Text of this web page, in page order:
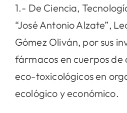
1.- De Ciencia,
“José Antonio Alzate”,
Gómez Oliván, por sus
fármacos en cuerpos de
eco-toxicológicos en
ecológico y económico.